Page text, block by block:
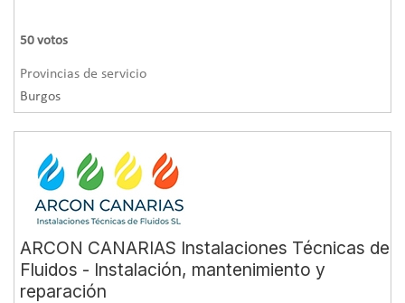
50 votos
Provincias de servicio
Burgos
ARCON CANARIAS Instalaciones Técnicas de
Fluidos - Instalación, mantenimiento y
reparación